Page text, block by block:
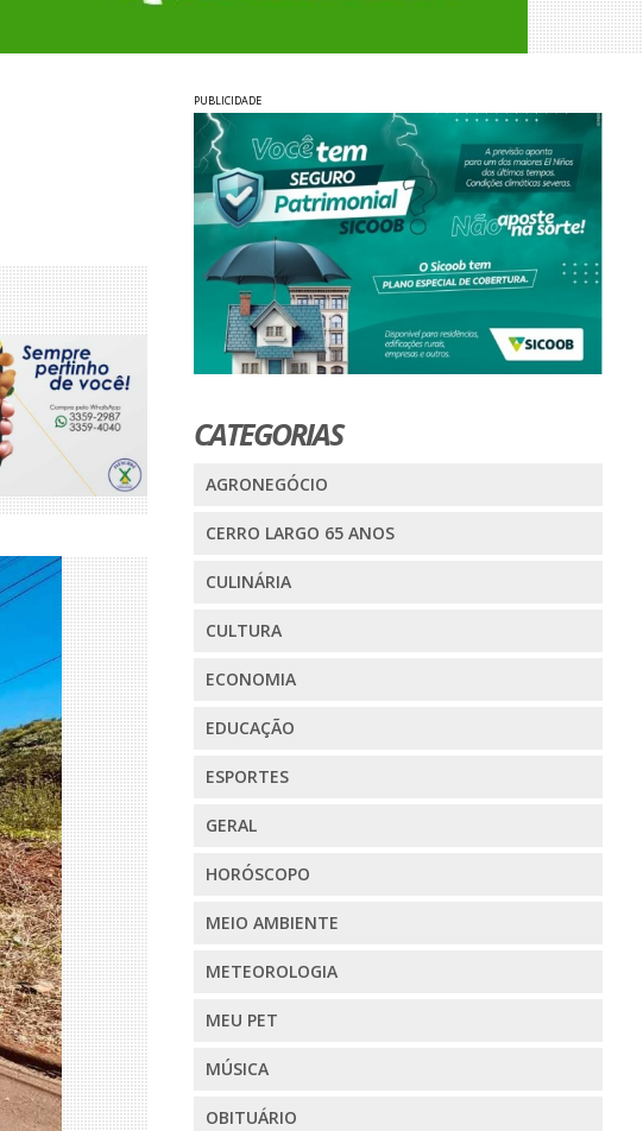
PUBLICIDADE
CATEGORIAS
AGRONEGÓCIO
CERRO LARGO 65 ANOS
CULINÁRIA
CULTURA
ECONOMIA
EDUCAÇÃO
ESPORTES
GERAL
HORÓSCOPO
MEIO AMBIENTE
METEOROLOGIA
MEU PET
MÚSICA
OBITUÁRIO